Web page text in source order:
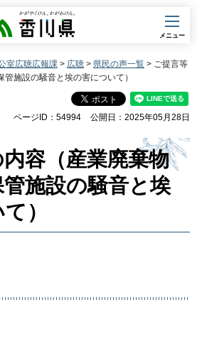
香川県
メニュー
室広聴広報課 > 広聴 > 県民の声一覧 > ご提言等
施設の騒音と埃の害について）
ページID：54994 公開日：2025年05月28日
容（産業廃棄物
施設の騒音と埃
）